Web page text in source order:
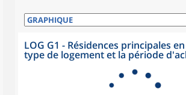
LOG G1 - Résidences principales
type de logement et la période